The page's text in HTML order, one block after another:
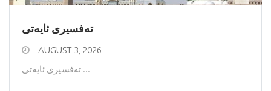
ته‌فسیری ئایه‌تی
AUGUST 3, 2026
ته‌فسیری ئایه‌تی ...